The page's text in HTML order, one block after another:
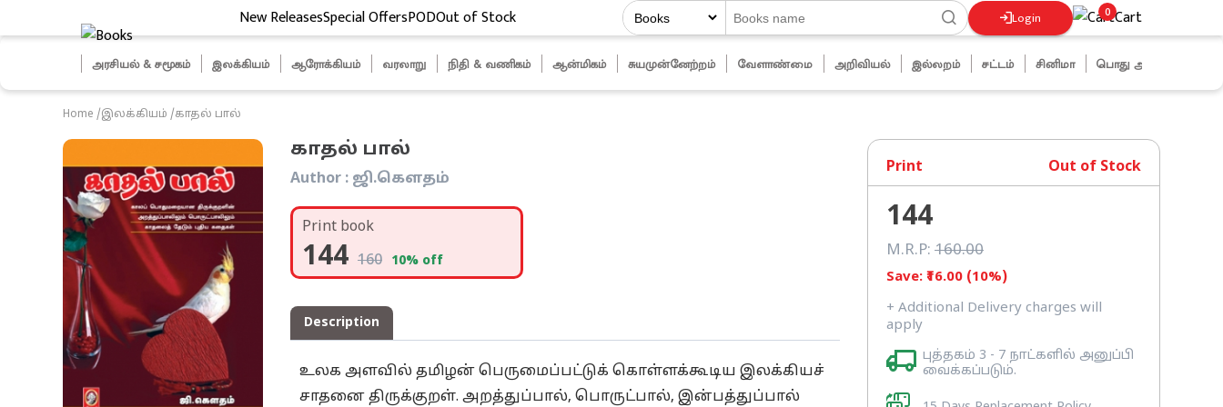
New ReleasesSpecial OffersPODOut of Stock Login 0 Cart
அரசியல் & சமூகம் இலக்கியம் ஆரோக்கியம் வரலாறு நிதி & வணிகம் ஆன்மிகம் சுயமுன்னேற்றம் வேளாண்மை அறிவியல் இல்லறம் சட்டம் சினிமா பொது அறிவு
Home /இலக்கியம் /காதல் பால்
காதல் பால்
Author : ஜி.கௌதம்
Print book
144 160 10% off
Description
உலக அளவில் தமிழன் பெருமைப்பட்டுக் கொள்ளக்கூடிய இலக்கியச்
சாதனை திருக்குறள். அறத்துப்பால், பொருட்பால், இன்பத்துப்பால்
Print Out of Stock
144
M.R.P: 160.00
Save: ₹ 16.00 (10%)
+ Additional Delivery charges will
apply
புத்தகம் 3 - 7 நாட்களில் அனுப்பி
வைக்கப்படும்.